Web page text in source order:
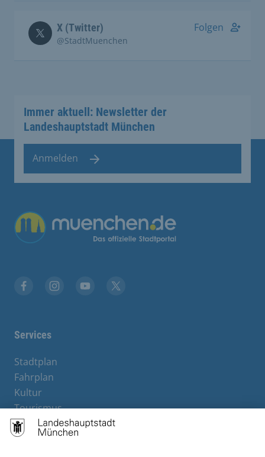
X (Twitter)
@StadtMuenchen
Folgen
Immer aktuell: Newsletter der
Landeshauptstadt München
Anmelden
Services
Stadtplan
Fahrplan
Kultur
Tourismus
M-Strom
Bürgerservice